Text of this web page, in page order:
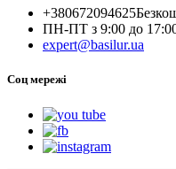
+380672094625
ПН-ПТ з 9:00 до
expert@basilur.ua
Cоц мережі